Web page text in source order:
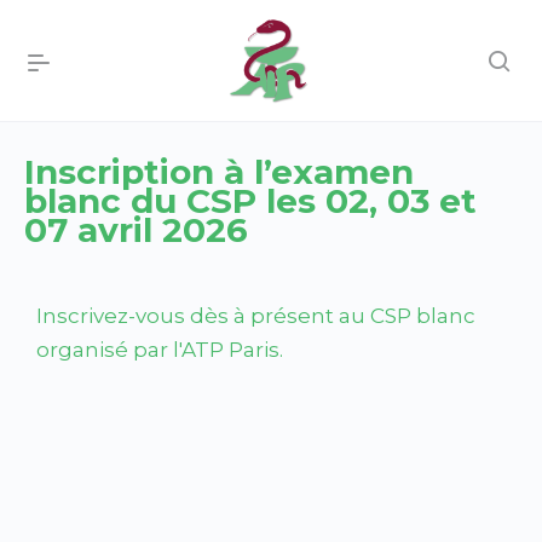
Inscription à l’examen
blanc du CSP les 02, 03 et
07 avril 2026
Inscrivez-vous dès à présent au CSP blanc
organisé par l'ATP Paris.